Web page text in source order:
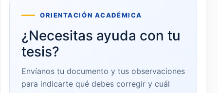
ORIENTACIÓN ACADÉMICA
¿Necesitas ayuda con tu
tesis?
Envíanos tu documento y tus observaciones
para indicarte qué debes corregir y cuál